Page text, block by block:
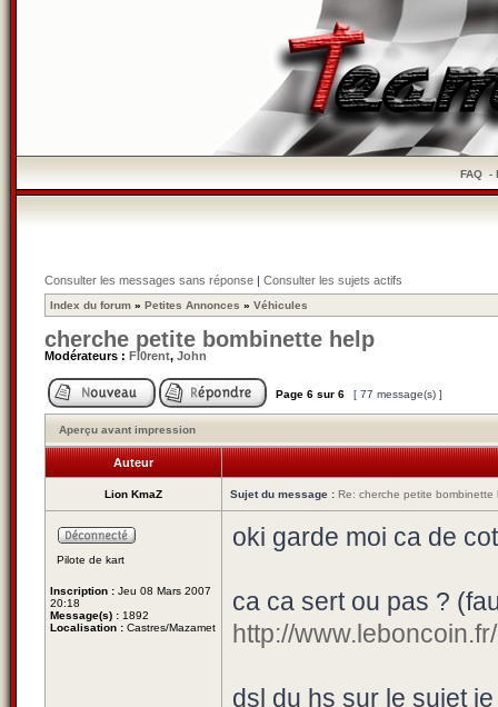
FAQ-
Consulter les messages sans réponse | Consulter les sujets actifs
Index du forum » Petites Annonces » Véhicules
cherche petite bombinette help
Modérateurs : Fl0rent, John
Page 6 sur 6 [ 77 message(s) ]
Aperçu avant impression
Auteur
Lion KmaZ Sujet du message : Re: cherche petite bombinette
Pilote de kart
Inscription : Jeu 08 Mars 2007
20:18
Message(s) : 1892
Localisation : Castres/Mazamet
oki garde moi ca de
ca ca sert ou pas ?
http://
dsl du hs sur le sujet